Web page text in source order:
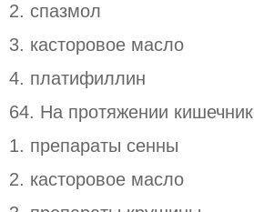
2. спазмол
3. касторовое масло
4. платифиллин
64. На протяжении
1. препараты сенны
2. касторовое масло